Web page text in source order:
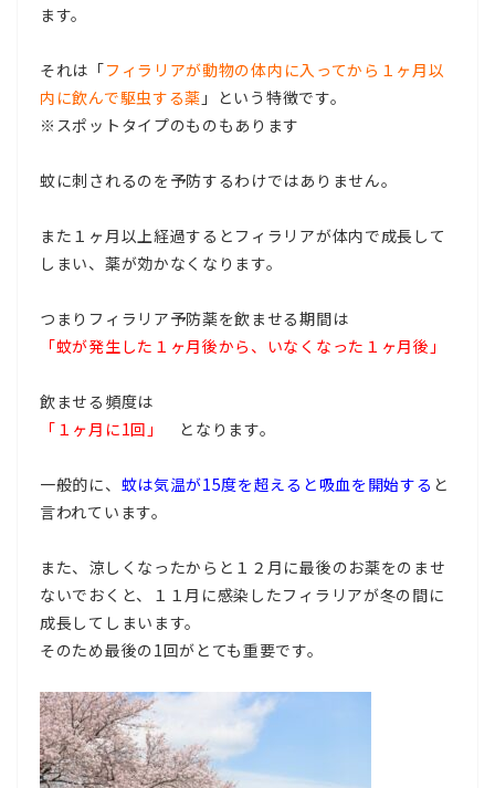
ます。
それは「フィラリアが動物の体内に入ってから１ヶ月以
内に飲んで駆虫する薬 」という特徴です。
※スポットタイプのものもあります
蚊に刺されるのを予防するわけではありません。
また１ヶ月以上経過するとフィラリアが体内で成長して
しまい、薬が効かなくなります。
つまりフィラリア予防薬を飲ませる期間は
「蚊が発生した１ヶ月後から、いなくなった１ヶ月後」
飲ませる頻度は
「１ヶ月に1回」 となります。
一般的に、 蚊は気温が15度を超えると吸血を開始する と
言われています。
また、涼しくなったからと１２月に最後のお薬をのませ
ないでおくと、１１月に感染したフィラリアが冬の間に
成長してしまいます。
そのため最後の1回がとても重要です。